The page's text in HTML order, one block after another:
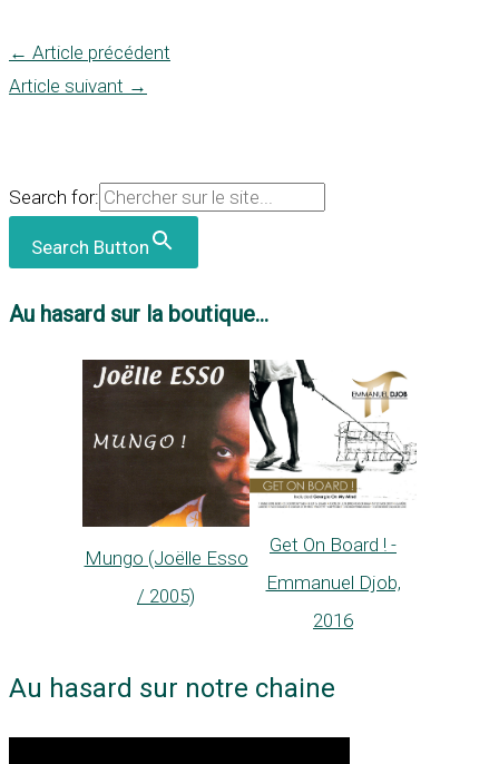
← Article précédent
Article suivant →
Search for:
Search Button
Au hasard sur la boutique...
Mungo (Joëlle Esso
/ 2005)
Get On Board ! -
Emmanuel Djob,
2016
Au hasard sur notre chaine